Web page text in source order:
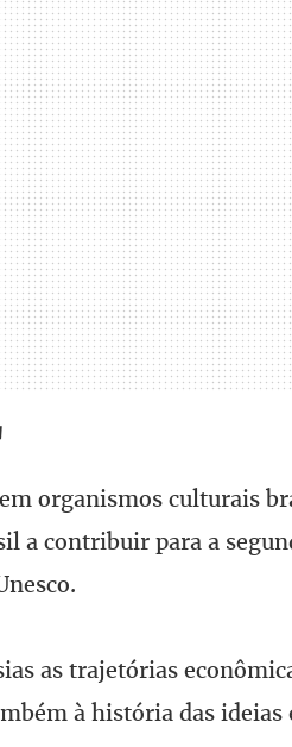
organismos culturais
a contribuir para a
as trajetórias
à história das ideias